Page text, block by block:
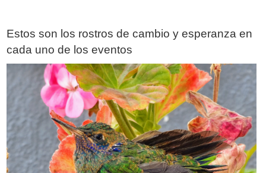
Estos son los rostros de cambio y esperanza en
cada uno de los eventos